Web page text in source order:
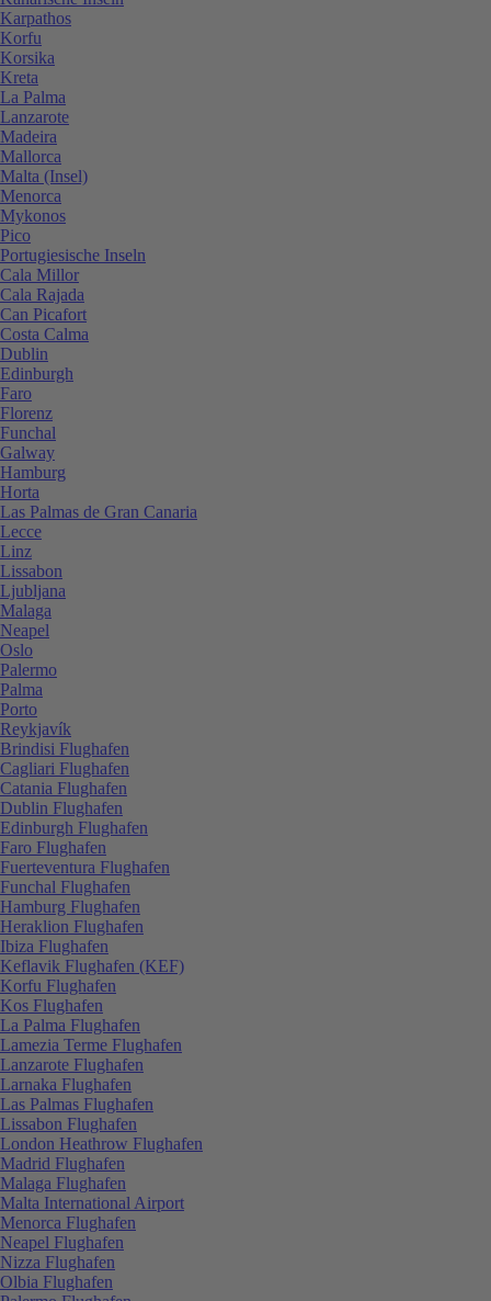
Karpathos
Korfu
Korsika
Kreta
La Palma
Lanzarote
Madeira
Mallorca
Malta (Insel)
Menorca
Mykonos
Pico
Portugiesische Inseln
Cala Millor
Cala Rajada
Can Picafort
Costa Calma
Dublin
Edinburgh
Faro
Florenz
Funchal
Galway
Hamburg
Horta
Las Palmas de Gran Canaria
Lecce
Linz
Lissabon
Ljubljana
Malaga
Neapel
Oslo
Palermo
Palma
Porto
Reykjavík
Brindisi Flughafen
Cagliari Flughafen
Catania Flughafen
Dublin Flughafen
Edinburgh Flughafen
Faro Flughafen
Fuerteventura Flughafen
Funchal Flughafen
Hamburg Flughafen
Heraklion Flughafen
Ibiza Flughafen
Keflavik Flughafen (KEF)
Korfu Flughafen
Kos Flughafen
La Palma Flughafen
Lamezia Terme Flughafen
Lanzarote Flughafen
Larnaka Flughafen
Las Palmas Flughafen
Lissabon Flughafen
London Heathrow Flughafen
Madrid Flughafen
Malaga Flughafen
Malta International Airport
Menorca Flughafen
Neapel Flughafen
Nizza Flughafen
Olbia Flughafen